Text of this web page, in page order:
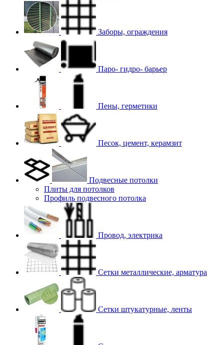
Заборы, ограждения
Паро- гидро- барьер
Пены, герметики
Песок, цемент, керамзит
Подвесные потолки
Плиты для потолков
Профиль подвесного потолка
Провод, электрика
Сетки металлические, арматура
Сетки штукатурные, ленты